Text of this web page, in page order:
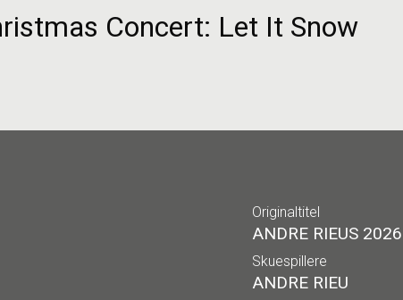
Concert: Let It Snow
Originaltitel
ANDRE RIEUS
Skuespillere
ANDRE RIEU